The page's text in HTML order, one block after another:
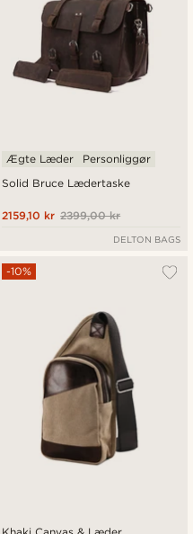
Solid Bruce Lædertaske
Ægte Læder Personliggør
2399,00 kr
2159,10 kr
DELTON BAGS
-10%